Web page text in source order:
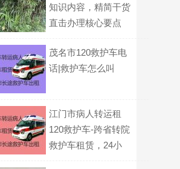
知识内容，精简干货
直击办理核心要点
茂名市120救护车电
话|救护车怎么叫
江门市病人转运租
120救护车-跨省转院
救护车租赁，24小